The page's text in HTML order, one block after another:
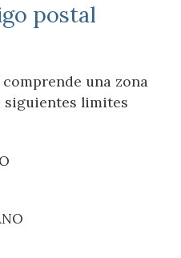
postal
una zona
siguientes limites